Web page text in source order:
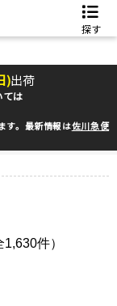
探す
)出荷
は
す。最新情報は佐川急便
件）